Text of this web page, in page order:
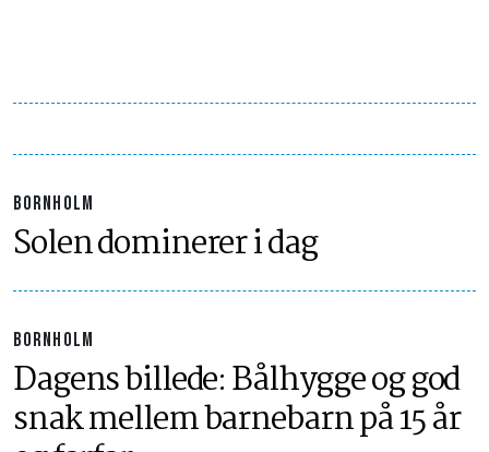
BORNHOLM
Solen dominerer i dag
BORNHOLM
Dagens billede: Bålhygge og god
snak mellem barnebarn på 15 år